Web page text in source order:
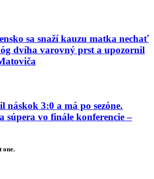
sa snaží kauzu matka nechať
dvíha varovný prst a upozornil
náskok 3:0 a má po sezóne.
súpera vo finále konferencie –
one.